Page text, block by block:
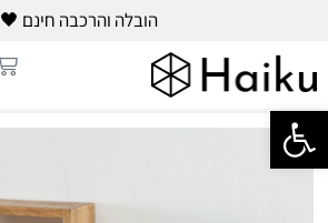
הובלה והרכבה חינם 🖤
פתח סרגל נגישות